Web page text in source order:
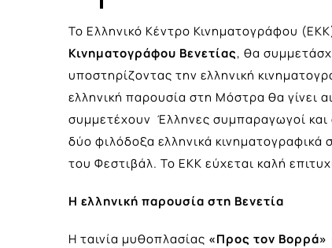
Το Ελληνικό Κέντρο Κινηματογράφου
Κινηματογράφου Βενετίας, θα
υποστηρίζοντας την ελληνική
ελληνική παρουσία στη Μόστρα θα γίνει
συμμετέχουν Έλληνες συμπαραγωγοί και
δύο φιλόδοξα ελληνικά
του Φεστιβάλ. Το ΕΚΚ εύχεται καλή
Η ελληνική παρουσία στη Βενετία
Η ταινία μυθοπλασίας «Προς τον